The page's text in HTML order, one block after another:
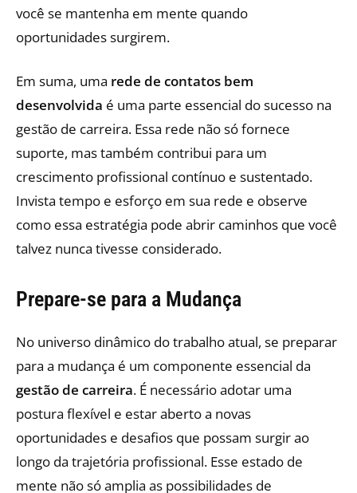
você se mantenha em mente quando
oportunidades surgirem.
Em suma, uma rede de contatos bem
desenvolvida é uma parte essencial do sucesso na
gestão de carreira. Essa rede não só fornece
suporte, mas também contribui para um
crescimento profissional contínuo e sustentado.
Invista tempo e esforço em sua rede e observe
como essa estratégia pode abrir caminhos que você
talvez nunca tivesse considerado.
Prepare-se para a Mudança
No universo dinâmico do trabalho atual, se preparar
para a mudança é um componente essencial da
gestão de carreira. É necessário adotar uma
postura flexível e estar aberto a novas
oportunidades e desafios que possam surgir ao
longo da trajetória profissional. Esse estado de
mente não só amplia as possibilidades de